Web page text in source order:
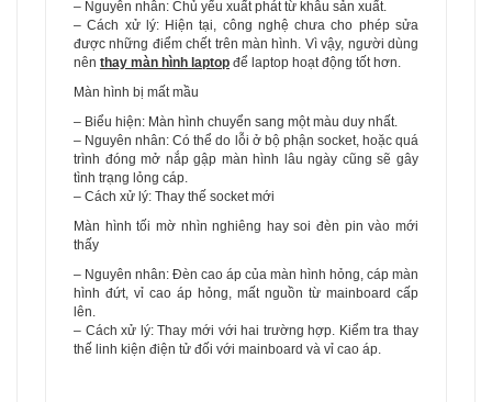
– Nguyên nhân: Chủ yếu xuất phát từ khâu sản xuất.
– Cách xử lý: Hiện tại, công nghệ chưa cho phép sửa
được những điểm chết trên màn hình. Vì vậy, người dùng
nên thay màn hình laptop để laptop hoạt động tốt hơn.
Màn hình bị mất mầu
– Biểu hiện: Màn hình chuyển sang một màu duy nhất.
– Nguyên nhân: Có thể do lỗi ở bộ phận socket, hoặc quá
trình đóng mở nắp gập màn hình lâu ngày cũng sẽ gây
tình trạng lỏng cáp.
– Cách xử lý: Thay thế socket mới
Màn hình tối mờ nhìn nghiêng hay soi đèn pin vào mới
thấy
– Nguyên nhân: Đèn cao áp của màn hình hỏng, cáp màn
hình đứt, vỉ cao áp hỏng, mất nguồn từ mainboard cấp
lên.
– Cách xử lý: Thay mới với hai trường hợp. Kiểm tra thay
thế linh kiện điện tử đối với mainboard và vỉ cao áp.